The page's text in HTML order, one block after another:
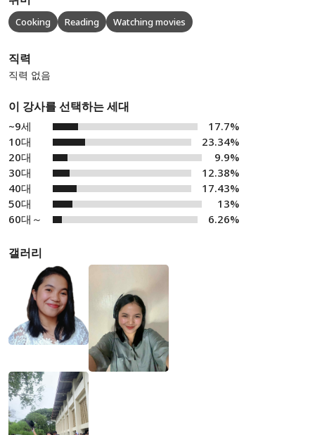
Cooking Reading Watching movies
직력
직력 없음
이 강사를 선택하는 세대
~9세
17.7%
10대
23.34%
20대
9.9%
30대
12.38%
40대
17.43%
50대
13%
60대～
6.26%
갤러리